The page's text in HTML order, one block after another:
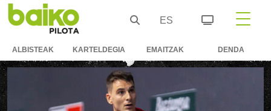
ES
ALBISTEAK KARTELDEGIA EMAITZAK DENDA